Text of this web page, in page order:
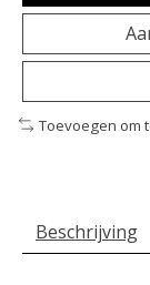
Toevoegen om
Beschrijving